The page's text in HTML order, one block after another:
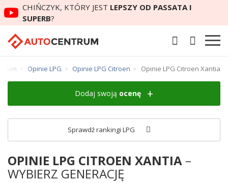
CHIŃCZYK, KTÓRY JEST LEPSZY OD PASSATA I
SUPERB?
Opinie LPG Opinie LPG Citroen Opinie LPG Citroen Xantia
Dodaj swoją ocenę
Sprawdź rankingi LPG
OPINIE LPG CITROEN XANTIA –
WYBIERZ GENERACJĘ